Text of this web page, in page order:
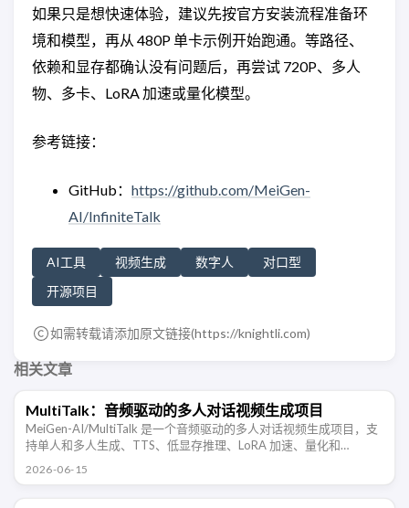
如果只是想快速体验，建议先按官方安装流程准备环
境和模型，再从 480P 单卡示例开始跑通。等路径、
依赖和显存都确认没有问题后，再尝试 720P、多人
物、多卡、LoRA 加速或量化模型。
参考链接：
GitHub： https://github.com/MeiGen-
AI/InfiniteTalk
AI工具 视频生成 数字人
对口型
开源项目
如需转载请添加原文链接(https://knightli.com)
相关文章
MultiTalk：音频驱动的多人对话视频生成项目
MeiGen-AI/MultiTalk 是一个音频驱动的多人对话视频生成项目，支
持单人和多人生成、TTS、低显存推理、LoRA 加速、量化和
2026-06-15